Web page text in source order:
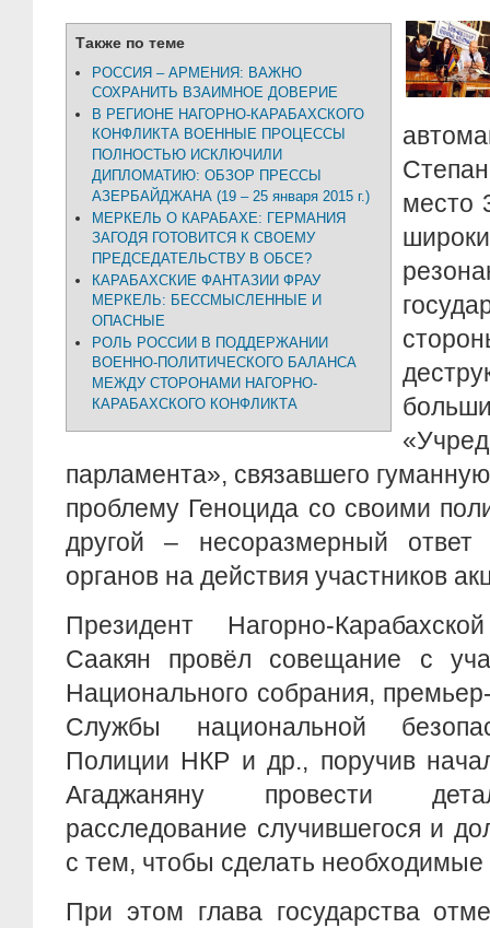
Также по теме
РОССИЯ – АРМЕНИЯ: ВАЖНО
СОХРАНИТЬ ВЗАИМНОЕ ДОВЕРИЕ
В РЕГИОНЕ НАГОРНО-КАРАБАХСКОГО
КОНФЛИКТА ВОЕННЫЕ ПРОЦЕССЫ
ПОЛНОСТЬЮ ИСКЛЮЧИЛИ
ДИПЛОМАТИЮ: ОБЗОР ПРЕССЫ
АЗЕРБАЙДЖАНА (19 – 25 января 2015 г.)
МЕРКЕЛЬ О КАРАБАХЕ: ГЕРМАНИЯ
ЗАГОДЯ ГОТОВИТСЯ К СВОЕМУ
ПРЕДСЕДАТЕЛЬСТВУ В ОБСЕ?
КАРАБАХСКИЕ ФАНТАЗИИ ФРАУ
МЕРКЕЛЬ: БЕССМЫСЛЕННЫЕ И
ОПАСНЫЕ
РОЛЬ РОССИИ В ПОДДЕРЖАНИИ
ВОЕННО-ПОЛИТИЧЕСКОГО БАЛАНСА
МЕЖДУ СТОРОНАМИ НАГОРНО-
КАРАБАХСКОГО КОНФЛИКТА
место
парламента», связавшего
проблему Геноцида со своими
другой – несоразмерный ответ
органов на действия участников
Президент Нагорно-
Саакян провёл совещание с
Национального собрания,
Службы национальной
Полиции НКР и др., поручив
Агаджаняну провести
расследование случившегося и
с тем, чтобы сделать
При этом глава государства